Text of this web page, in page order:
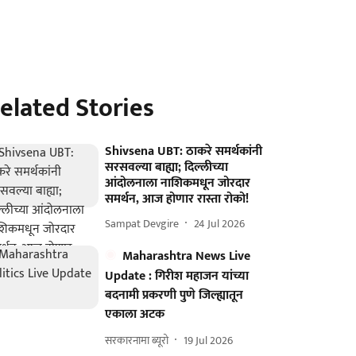
Stories
Shivsena UBT: ठाकरे समर्थकांनी
सरसवल्या बाह्या; दिल्लीच्या
आंदोलनाला नाशिकमधून जोरदार
समर्थन, आज होणार रास्ता रोको!
Sampat Devgire 24 Jul 2026
Maharashtra News Live
Update : गिरीश महाजन यांच्या
बदनामी प्रकरणी पुणे जिल्ह्यातून
एकाला अटक
सरकारनामा ब्यूरो 19 Jul 2026